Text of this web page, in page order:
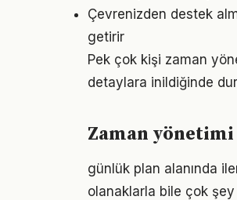
Çevrenizden destek
getirir
Pek çok kişi zaman
detaylara inildiğinde
Zaman
günlük plan alanında
olanaklarla bile çok şey